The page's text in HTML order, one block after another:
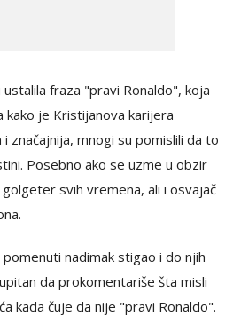
fraza "pravi Ronaldo", koja
kako je Kristijanova karijera
značajnija, mnogi su pomislili da to
Posebno ako se uzme u obzir
svih vremena, ali i osvajač
nadimak stigao i do njih
da prokomentariše šta misli
kada čuje da nije "pravi Ronaldo".